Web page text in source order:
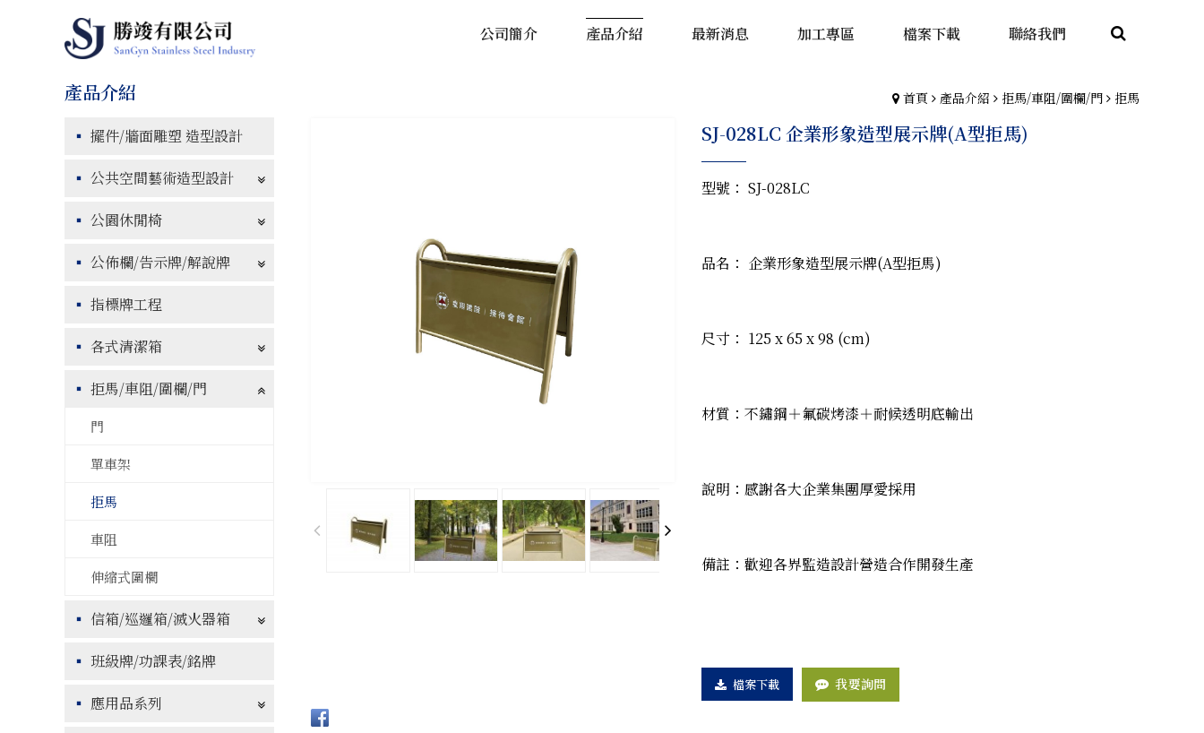
公司簡介 產品介紹 最新消息 加工專區 檔案下載 聯絡我們
首頁 產品介紹 拒馬/車阻/圍欄/門 拒馬
擺件/牆面雕塑 造型設計
公共空間藝術造型設計
公園休閒椅
公佈欄/告示牌/解說牌
指標牌工程
各式清潔箱
拒馬/車阻/圍欄/門
門
單車架
拒馬
車阻
伸縮式圍欄
信箱/巡邏箱/滅火器箱
班級牌/功課表/銘牌
應用品系列
SJ-028LC 企業形象造型展示牌(A型拒馬)
型號： SJ-028LC
品名： 企業形象造型展示牌(A型拒馬)
尺寸： 125 x 65 x 98 (cm)
材質：不鏽鋼＋氟碳烤漆＋耐候透明底輸出
說明：感謝各大企業集團厚愛採用
備註：歡迎各界監造設計營造合作開發生產
檔案下載 我要詢問